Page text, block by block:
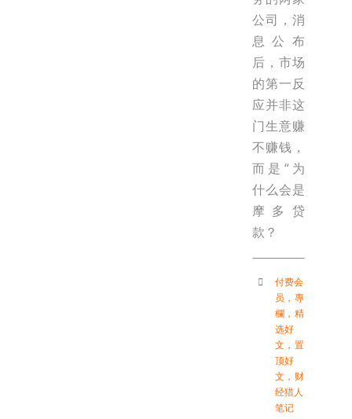
公司，消
息公布
后，市场
的第一反
应并非这
门生意赚
不赚钱，
而是“为
什么会是
摩多贷
款？
付费会
员 ， 專
欄 ， 精
选好
文 ， 置
顶好
文 ， 财
经猎人
笔记